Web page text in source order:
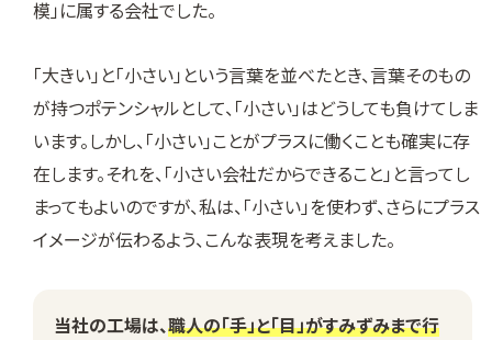
模」に属する会社でした。
「大きい」と「小さい」という言葉を並べたとき、言葉そのもの
が持つポテンシャルとして、「小さい」はどうしても負けてしま
います。しかし、「小さい」ことがプラスに働くことも確実に存
在します。それを、「小さい会社だからできること」と言ってし
まってもよいのですが、私は、「小さい」を使わず、さらにプラス
イメージが伝わるよう、こんな表現を考えました。
当社の工場は、職人の「手」と「目」がすみずみまで行